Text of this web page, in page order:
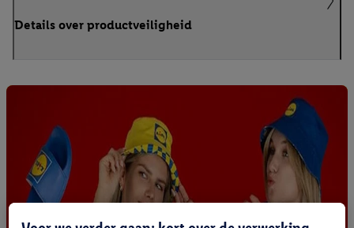
Details over productveiligheid